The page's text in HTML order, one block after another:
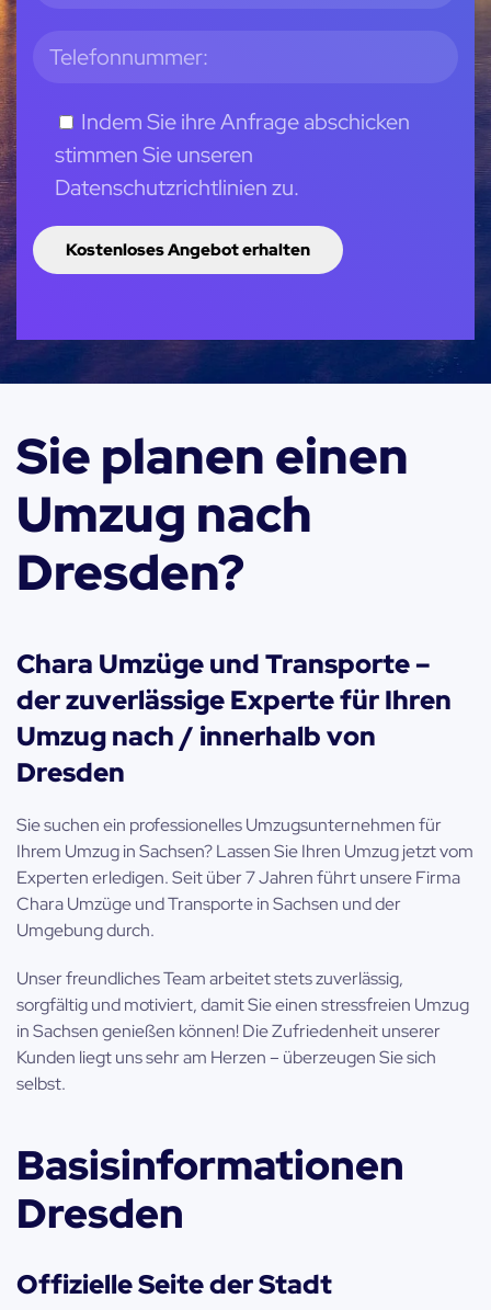
Indem Sie ihre Anfrage abschicken
stimmen Sie unseren
Datenschutzrichtlinien zu.
Sie planen einen
Umzug nach
Dresden?
Chara Umzüge und Transporte –
der zuverlässige Experte für Ihren
Umzug nach / innerhalb von
Dresden
Sie suchen ein professionelles Umzugsunternehmen für
Ihrem Umzug in Sachsen? Lassen Sie Ihren Umzug jetzt vom
Experten erledigen. Seit über 7 Jahren führt unsere Firma
Chara Umzüge und Transporte in Sachsen und der
Umgebung durch.
Unser freundliches Team arbeitet stets zuverlässig,
sorgfältig und motiviert, damit Sie einen stressfreien Umzug
in Sachsen genießen können! Die Zufriedenheit unserer
Kunden liegt uns sehr am Herzen – überzeugen Sie sich
selbst.
Basisinformationen
Dresden
Offizielle Seite der Stadt